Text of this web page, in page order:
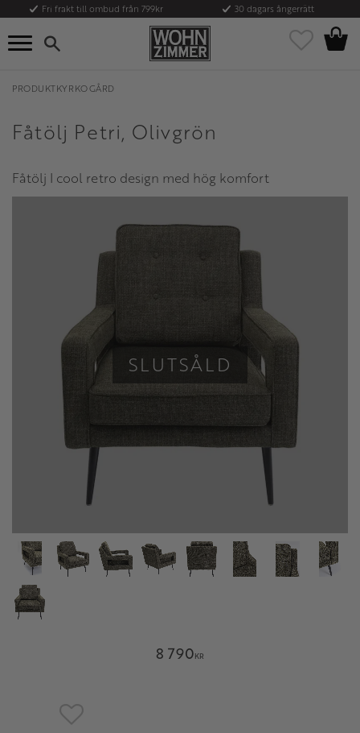
Meny
Fri frakt till ombud från 799kr 30 dagars ångerrätt
Favoriter
PRODUKTKYRKOGÅRD
Fåtölj Petri, Olivgrön
Fåtölj I cool retro design med hög komfort
SLUTSÅLD
8 790KR
Lägg till i favoriter